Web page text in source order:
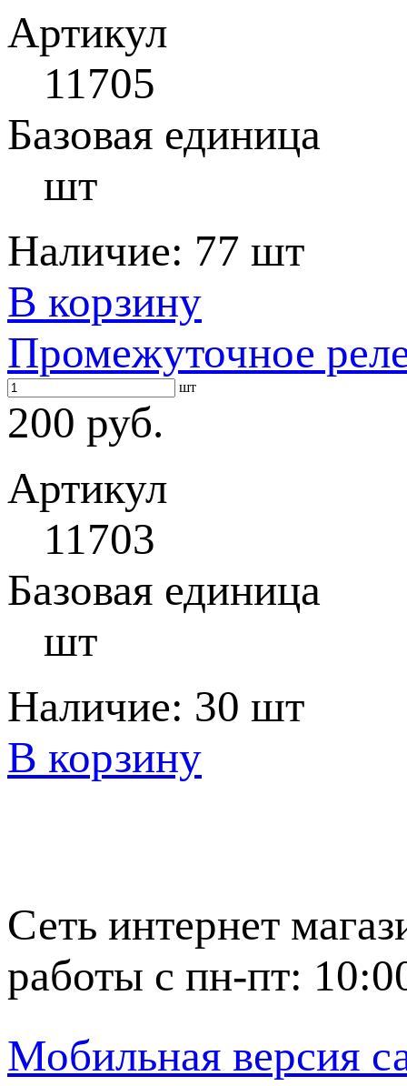
Артикул
11705
Базовая единица
шт
Наличие: 77 шт
В корзину
Промежуточное
шт
200 руб.
Артикул
11703
Базовая единица
шт
Наличие: 30 шт
В корзину
Сеть интернет
работы с пн-пт:
Мобильная версия